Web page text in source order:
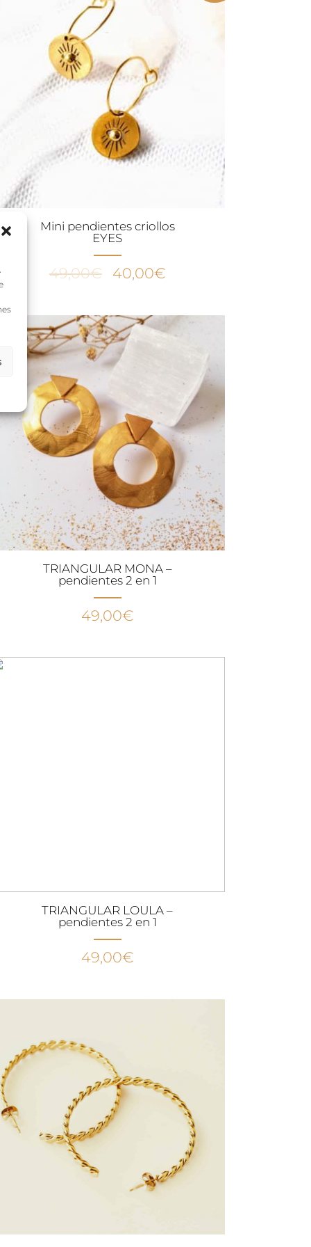
Mini pendientes criollos
EYES
49,00€
El
era:
49,00€.
40,00€El
es:
40,00€.
TRIANGULAR MONA –
pendientes 2 en 1
49,00€
TRIANGULAR LOULA –
pendientes 2 en 1
49,00€